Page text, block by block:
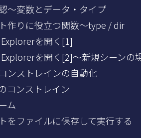
～変数とデータ・タイプ
作りに役立つ関数～type / dir
を開く[1]
を開く[2]～新規シーンの
ンストレインの自動化
コンストレイン
ム
をファイルに保存して実行する